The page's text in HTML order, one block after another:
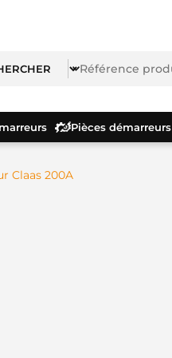
Pièces démarreurs
Claas 200A